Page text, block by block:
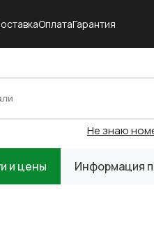
ОплатаГарантия
Не знаю
и цены Информация